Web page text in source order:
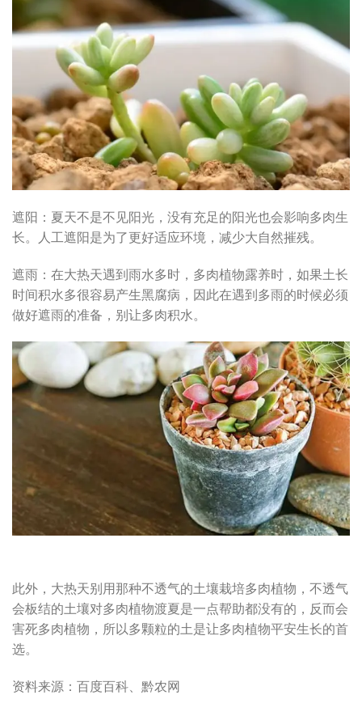
遮阳：夏天不是不见阳光，没有充足的阳光也会影响多肉生
长。人工遮阳是为了更好适应环境，减少大自然摧残。
遮雨：在大热天遇到雨水多时，多肉植物露养时，如果土长
时间积水多很容易产生黑腐病，因此在遇到多雨的时候必须
做好遮雨的准备，别让多肉积水。
此外，大热天别用那种不透气的土壤栽培多肉植物，不透气
会板结的土壤对多肉植物渡夏是一点帮助都没有的，反而会
害死多肉植物，所以多颗粒的土是让多肉植物平安生长的首
选。
资料来源：百度百科、黔农网